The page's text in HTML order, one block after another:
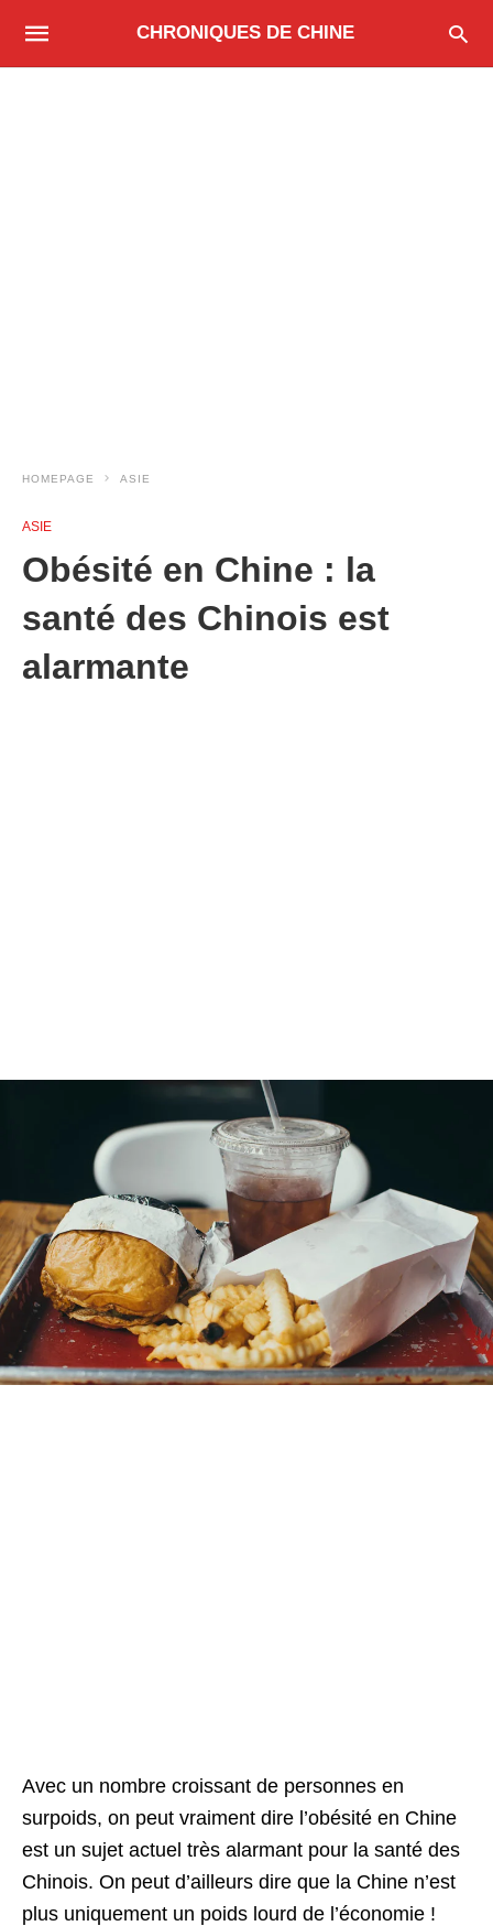
CHRONIQUES DE CHINE
HOMEPAGE ASIE
ASIE
Obésité en Chine : la
santé des Chinois est
alarmante
Avec un nombre croissant de personnes en
surpoids, on peut vraiment dire l’obésité en Chine
est un sujet actuel très alarmant pour la santé des
Chinois. On peut d’ailleurs dire que la Chine n’est
plus uniquement un poids lourd de l’économie !